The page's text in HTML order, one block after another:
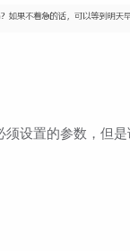
设置的参数，但是